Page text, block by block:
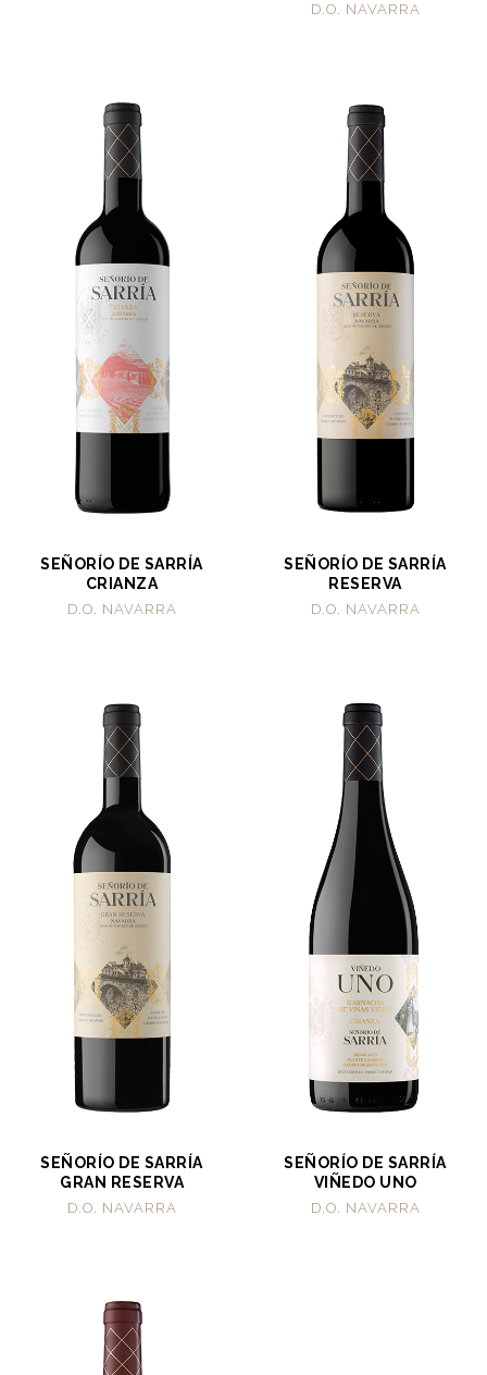
D.O. NAVARRA
SEÑORÍO DE SARRÍA
CRIANZA
D.O. NAVARRA
SEÑORÍO DE SARRÍA
RESERVA
D.O. NAVARRA
SEÑORÍO DE SARRÍA
GRAN RESERVA
D.O. NAVARRA
SEÑORÍO DE SARRÍA
VIÑEDO UNO
D.O. NAVARRA